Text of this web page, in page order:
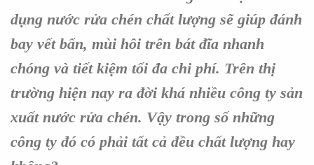
dụng nước rửa chén chất lượng sẽ giúp đánh
bay vết bẩn, mùi hôi trên bát đĩa nhanh
chóng và tiết kiệm tối đa chi phí. Trên thị
trường hiện nay ra đời khá nhiều công ty sản
xuất nước rửa chén. Vậy trong số những
công ty đó có phải tất cả đều chất lượng hay